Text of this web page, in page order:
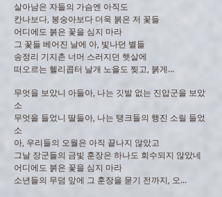
살아남은 자들의 가슴엔 아직도
칸나보다, 봉숭아보다 더욱 붉은 저 꽃들
어디에도 붉은 꽃을 심지 마라
그 꽃들 베어진 날에 아, 빛나던 별들
송정리 기지촌 너머 스러지던 햇살에
떠오르는 헬리콥터 날개 노을도 찢고, 붉게…
무엇을 보았니 아들아, 나는 깃발 없는 진압군을 보았
소
무엇을 들었니 딸들아, 나는 탱크들의 행진 소릴 들었
소
아, 우리들의 오월은 아직 끝나지 않았고
그날 장군들의 금빛 훈장은 하나도 회수되지 않았네
어디에도 붉은 꽃을 심지 마라
소년들의 무덤 앞에 그 훈장을 묻기 전까지, 오…